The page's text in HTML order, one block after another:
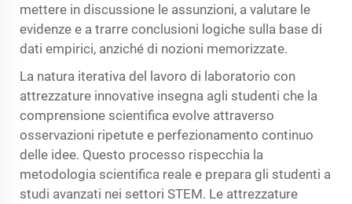
mettere in discussione le assunzioni, a valutare le
evidenze e a trarre conclusioni logiche sulla base di
dati empirici, anziché di nozioni memorizzate.
La natura iterativa del lavoro di laboratorio con
attrezzature innovative insegna agli studenti che la
comprensione scientifica evolve attraverso
osservazioni ripetute e perfezionamento continuo
delle idee. Questo processo rispecchia la
metodologia scientifica reale e prepara gli studenti a
studi avanzati nei settori STEM. Le attrezzature